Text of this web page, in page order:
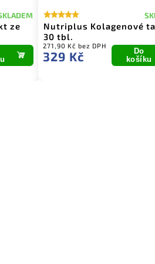
Vápník, Hořčík, Zinek - 120
SKLADEM
240,18 Kč bez DPH
269 Kč
Do